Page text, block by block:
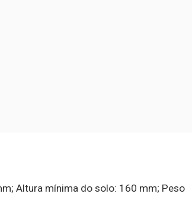
Altura mínima do solo: 160 mm; Peso